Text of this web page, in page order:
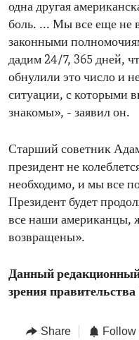
одна другая
боль. ... Мы все еще не
законными
дадим 24/7, 365 дней,
обнулили это число и
ситуации, с которыми
знакомы», - заявил он.
Старший советник
президент не
необходимо, и мы все
Президент будет
все наши американцы,
возвращены».
Данный
зрения
Share Follow